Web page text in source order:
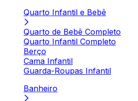
Quarto Infantil e Bebê
Quarto de Bebê Completo
Quarto Infantil Completo
Berço
Cama Infantil
Guarda-Roupas Infantil
Banheiro